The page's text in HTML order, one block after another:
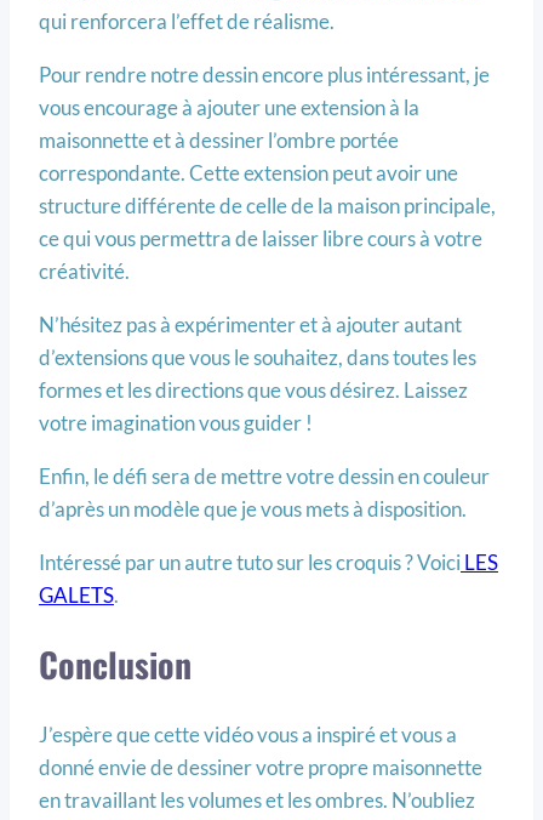
qui renforcera l’effet de réalisme.
Pour rendre notre dessin encore plus intéressant, je
vous encourage à ajouter une extension à la
maisonnette et à dessiner l’ombre portée
correspondante. Cette extension peut avoir une
structure différente de celle de la maison principale,
ce qui vous permettra de laisser libre cours à votre
créativité.
N’hésitez pas à expérimenter et à ajouter autant
d’extensions que vous le souhaitez, dans toutes les
formes et les directions que vous désirez. Laissez
votre imagination vous guider !
Enfin, le défi sera de mettre votre dessin en couleur
d’après un modèle que je vous mets à disposition.
Intéressé par un autre tuto sur les croquis ? VoiciLES
GALETS.
Conclusion
J’espère que cette vidéo vous a inspiré et vous a
donné envie de dessiner votre propre maisonnette
en travaillant les volumes et les ombres. N’oubliez